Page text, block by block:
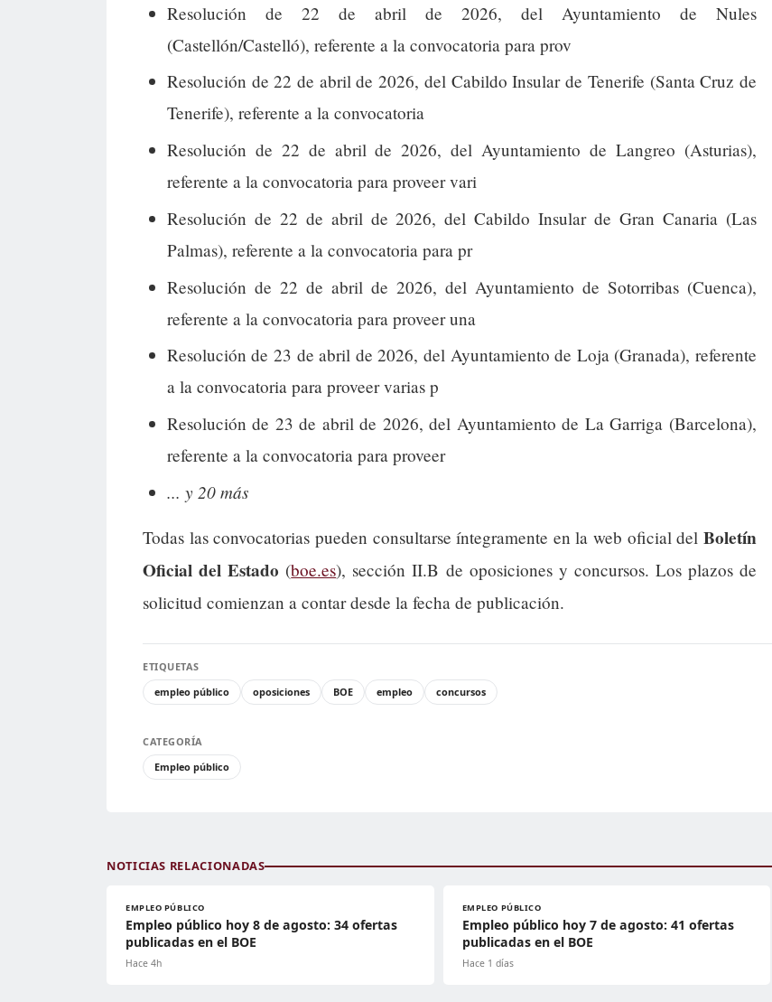
Resolución de 22 de abril de 2026, del Ayuntamiento de Nules
(Castellón/Castelló), referente a la convocatoria para prov
Resolución de 22 de abril de 2026, del Cabildo Insular de Tenerife (Santa Cruz de
Tenerife), referente a la convocatoria
Resolución de 22 de abril de 2026, del Ayuntamiento de Langreo (Asturias),
referente a la convocatoria para proveer vari
Resolución de 22 de abril de 2026, del Cabildo Insular de Gran Canaria (Las
Palmas), referente a la convocatoria para pr
Resolución de 22 de abril de 2026, del Ayuntamiento de Sotorribas (Cuenca),
referente a la convocatoria para proveer una
Resolución de 23 de abril de 2026, del Ayuntamiento de Loja (Granada), referente
a la convocatoria para proveer varias p
Resolución de 23 de abril de 2026, del Ayuntamiento de La Garriga (Barcelona),
referente a la convocatoria para proveer
... y 20 más
Todas las convocatorias pueden consultarse íntegramente en la web oficial del Boletín
Oficial del Estado (boe.es), sección II.B de oposiciones y concursos. Los plazos de
solicitud comienzan a contar desde la fecha de publicación.
ETIQUETAS
empleo público
oposiciones BOE empleo concursos
CATEGORÍA
Empleo público
NOTICIAS RELACIONADAS
EMPLEO PÚBLICO
Empleo público hoy 8 de agosto: 34 ofertas
publicadas en el BOE
Hace 4h
EMPLEO PÚBLICO
Empleo público hoy 7 de agosto: 41 ofertas
publicadas en el BOE
Hace 1 días